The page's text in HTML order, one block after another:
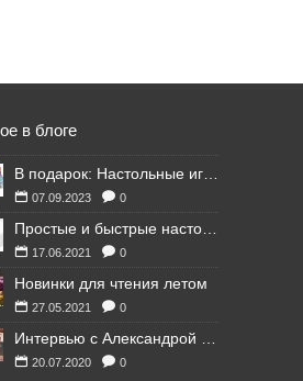
в блоге
07.09.2023 0
17.06.2021 0
Новинки для чтения летом
27.05.2021 0
20.07.2020 0